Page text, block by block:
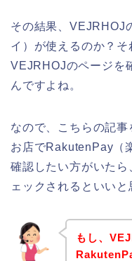
その結果、VEJRHOJ
イ）が使えるのか？そ
VEJRHOJのページを
んですよね。
なので、こちらの記
お店でRakutenPay（
確認したい方がいた
ェックされるといいと
もし、